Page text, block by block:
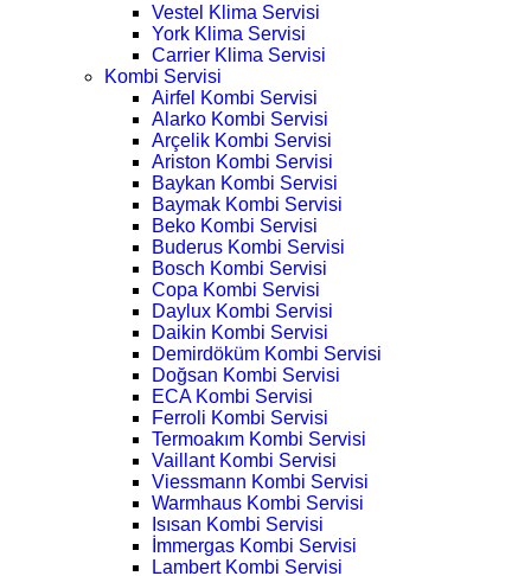
Vestel Klima Servisi
York Klima Servisi
Carrier Klima Servisi
Kombi Servisi
Airfel Kombi Servisi
Alarko Kombi Servisi
Arçelik Kombi Servisi
Ariston Kombi Servisi
Baykan Kombi Servisi
Baymak Kombi Servisi
Beko Kombi Servisi
Buderus Kombi Servisi
Bosch Kombi Servisi
Copa Kombi Servisi
Daylux Kombi Servisi
Daikin Kombi Servisi
Demirdöküm Kombi Servisi
Doğsan Kombi Servisi
ECA Kombi Servisi
Ferroli Kombi Servisi
Termoakım Kombi Servisi
Vaillant Kombi Servisi
Viessmann Kombi Servisi
Warmhaus Kombi Servisi
Isısan Kombi Servisi
İmmergas Kombi Servisi
Lambert Kombi Servisi